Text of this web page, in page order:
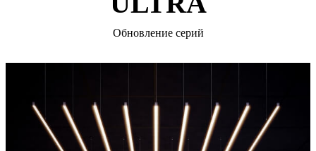
Обновление серий